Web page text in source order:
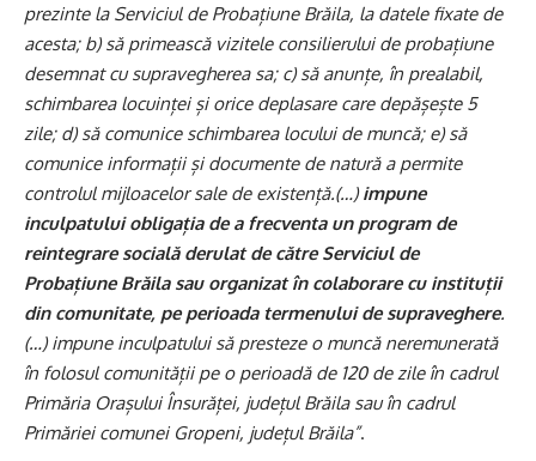
prezinte la Serviciul de Probațiune Brăila, la datele fixate de
acesta; b) să primească vizitele consilierului de probațiune
desemnat cu supravegherea sa; c) să anunțe, în prealabil,
schimbarea locuinței și orice deplasare care depășește 5
zile; d) să comunice schimbarea locului de muncă; e) să
comunice informații și documente de natură a permite
controlul mijloacelor sale de existență.(…)impune
inculpatului obligația de a frecventa un program de
reintegrare socială derulat de către Serviciul de
Probațiune Brăila sau organizat în colaborare cu instituții
din comunitate, pe perioada termenului de supraveghere.
(…) impune inculpatului să presteze o muncă neremunerată
în folosul comunității pe o perioadă de 120 de zile în cadrul
Primăria Orașului Însurăței, județul Brăila sau în cadrul
Primăriei comunei Gropeni, județul Brăila”.